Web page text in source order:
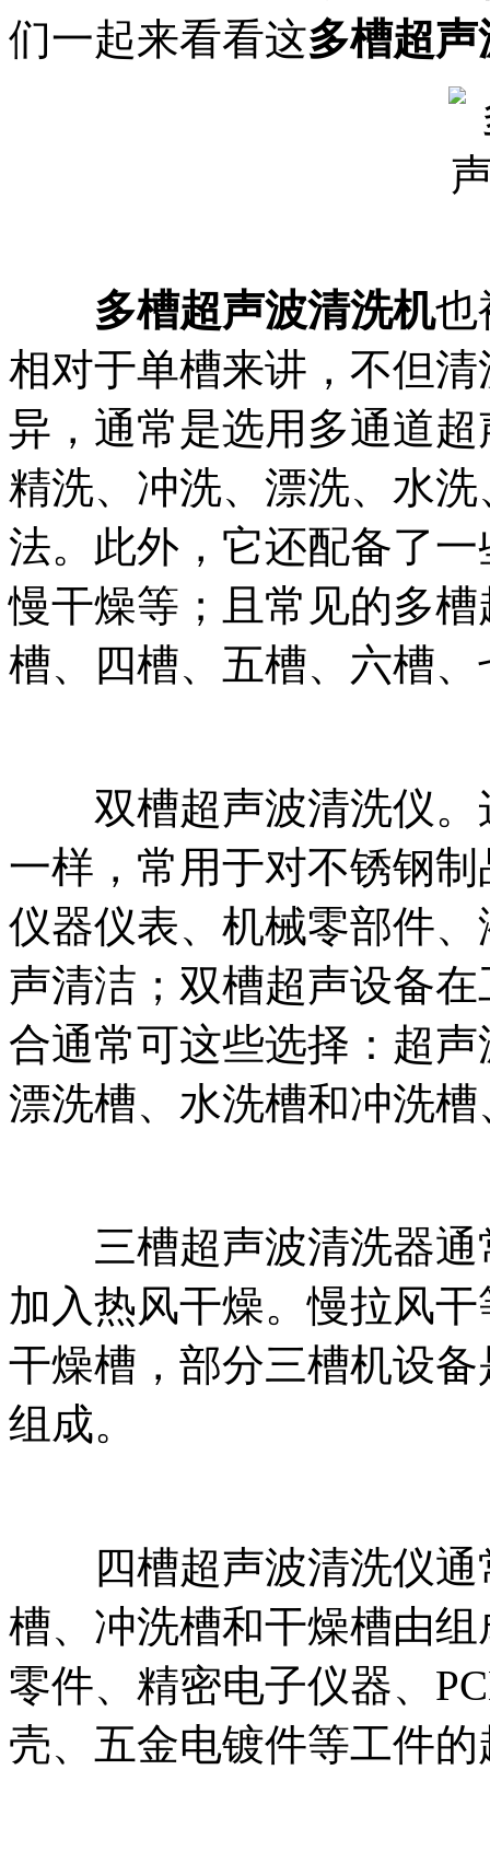
们一起来看看这多槽超
多槽超声波清洗机也
相对于单槽来讲，不但
异，通常是选用多通道
精洗、冲洗、漂洗、水
法。此外，它还配备了
慢干燥等；且常见的多
槽、四槽、五槽、六槽
双槽超声波清洗仪。
一样，常用于对不锈钢
仪器仪表、机械零部件
声清洁；双槽超声设备
合通常可这些选择：超
漂洗槽、水洗槽和冲洗
三槽超声波清洗器通
加入热风干燥。慢拉风
干燥槽，部分三槽机设
组成。
四槽超声波清洗仪通
槽、冲洗槽和干燥槽由
零件、精密电子仪器、
壳、五金电镀件等工件